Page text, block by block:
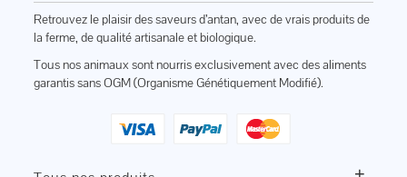
Retrouvez le plaisir des saveurs d’antan, avec de vrais produits de
la ferme, de qualité artisanale et biologique.
Tous nos animaux sont nourris exclusivement avec des aliments
garantis sans OGM (Organisme Génétiquement Modifié).